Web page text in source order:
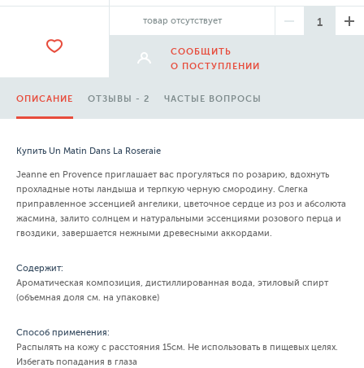
товар отсутствует
СООБЩИТЬ
О ПОСТУПЛЕНИИ
ОПИСАНИЕ ОТЗЫВЫ - 2 ЧАСТЫЕ ВОПРОСЫ
Купить Un Matin Dans La Roseraie
Jeanne en Provence приглашает вас прогуляться по розарию, вдохнуть
прохладные ноты ландыша и терпкую черную смородину. Слегка
приправленное эссенцией ангелики, цветочное сердце из роз и абсолюта
жасмина, залито солнцем и натуральными эссенциями розового перца и
гвоздики, завершается нежными древесными аккордами.
Содержит:
Ароматическая композиция, дистиллированная вода, этиловый спирт
(объемная доля см. на упаковке)
Способ применения:
Распылять на кожу с расстояния 15см. Не использовать в пищевых целях.
Избегать попадания в глаза